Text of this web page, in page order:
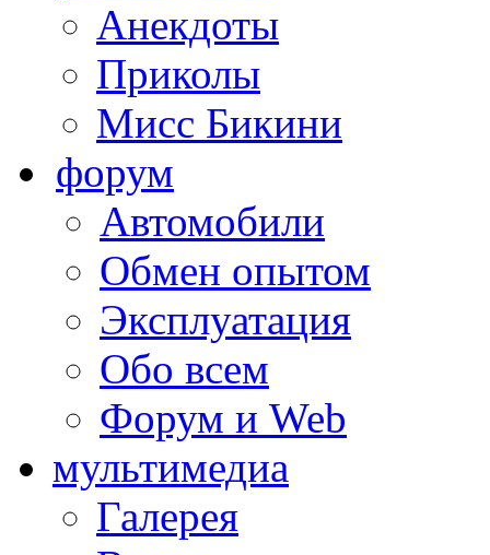
Анекдоты
Приколы
Мисс Бикини
форум
Автомобили
Обмен опытом
Эксплуатация
Обо всем
Форум и Web
мультимедиа
Галерея